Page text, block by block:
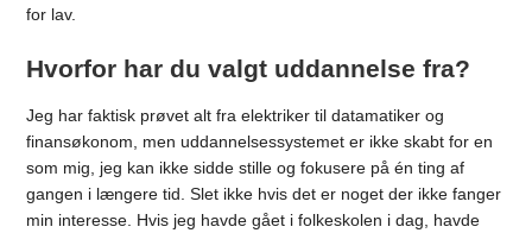
for lav.
Hvorfor har du valgt uddannelse fra?
Jeg har faktisk prøvet alt fra elektriker til datamatiker og
finansøkonom, men uddannelsessystemet er ikke skabt for en
som mig, jeg kan ikke sidde stille og fokusere på én ting af
gangen i længere tid. Slet ikke hvis det er noget der ikke fanger
min interesse. Hvis jeg havde gået i folkeskolen i dag, havde